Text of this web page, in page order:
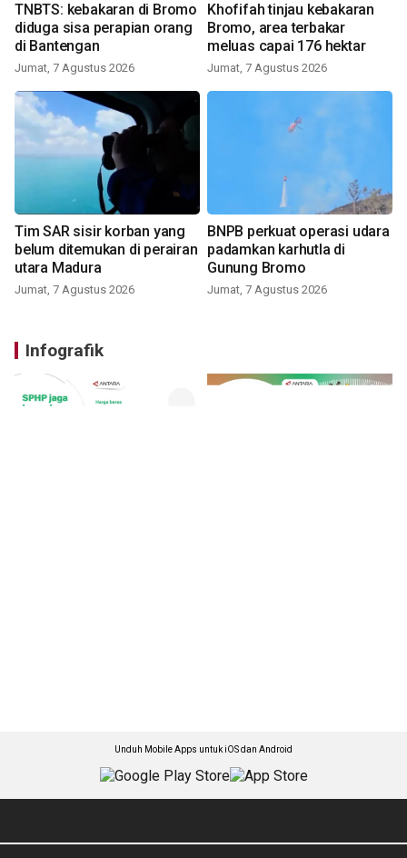
TNBTS: kebakaran di Bromo
diduga sisa perapian orang
di Bantengan
Jumat, 7 Agustus 2026
Khofifah tinjau kebakaran
Bromo, area terbakar
meluas capai 176 hektar
Jumat, 7 Agustus 2026
Tim SAR sisir korban yang
belum ditemukan di perairan
utara Madura
Jumat, 7 Agustus 2026
BNPB perkuat operasi udara
padamkan karhutla di
Gunung Bromo
Jumat, 7 Agustus 2026
Infografik
Unduh Mobile Apps untuk iOS dan Android